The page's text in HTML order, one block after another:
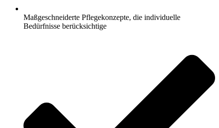
Maßgeschneiderte Pflegekonzepte, die individuelle
Bedürfnisse berücksichtige